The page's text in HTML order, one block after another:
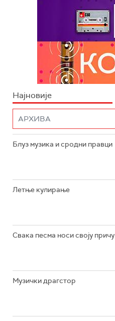
Најновије
Блуз музика и сродни правци
Летње кулирање
Свака песма носи своју причу
Музички драгстор